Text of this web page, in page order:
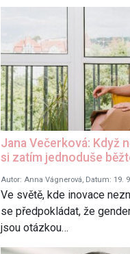
Jana Večerková: Když
si zatím jednoduše
Autor: Anna Vágnerová, Datum: 19.
Ve světě, kde inovace
se předpokládat, že
jsou otázkou…